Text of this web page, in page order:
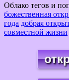
Облако тегов и
божественная
года добрая
совместной жизни